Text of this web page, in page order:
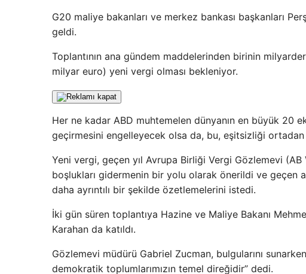
G20 maliye bakanları ve merkez bankası başkanları
geldi.
Toplantının ana gündem maddelerinden birinin
milyar euro) yeni vergi olması bekleniyor.
Her ne kadar ABD muhtemelen dünyanın en büyük 20
geçirmesini engelleyecek olsa da, bu, eşitsizliği
Yeni vergi, geçen yıl Avrupa Birliği Vergi Gözlemevi
boşlukları gidermenin bir yolu olarak önerildi ve geçen
daha ayrıntılı bir şekilde özetlemelerini istedi.
İki gün süren toplantıya Hazine ve Maliye Bakanı
Karahan da katıldı.
Gözlemevi müdürü Gabriel Zucman, bulgularını
demokratik toplumlarımızın temel direğidir” dedi.